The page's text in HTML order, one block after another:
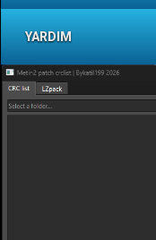
YARDIM